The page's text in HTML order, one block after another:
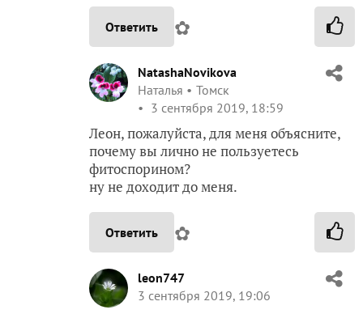
Ответить ✿
NatashaNovikova
Наталья
Томск
3 сентября 2019, 18:59
Леон, пожалуйста, для меня объясните,
почему вы лично не пользуетесь
фитоспорином?
ну не доходит до меня.
Ответить ✿
leon747
3 сентября 2019, 19:06